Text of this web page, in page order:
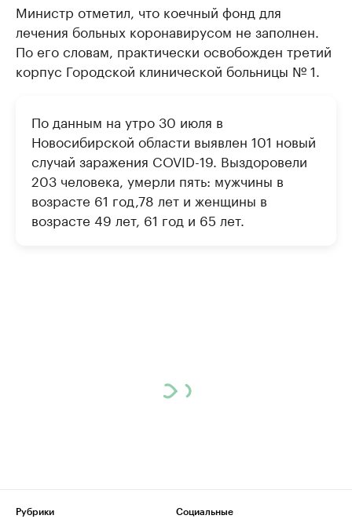
Министр отметил, что коечный фонд для
лечения больных коронавирусом не заполнен.
По его словам, практически освобожден третий
корпус Городской клинической больницы № 1.
По данным на утро 30 июля в
Новосибирской области выявлен 101 новый
случай заражения COVID-19. Выздоровели
203 человека, умерли пять: мужчины в
возрасте 61 год,78 лет и женщины в
возрасте 49 лет, 61 год и 65 лет.
Рубрики
Социальные